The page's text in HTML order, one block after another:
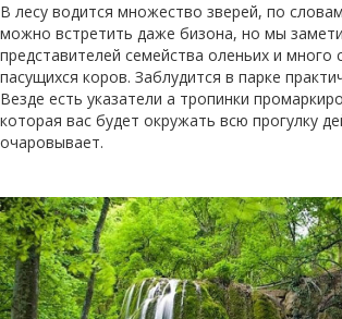
В лесу водится множество зверей, по
можно встретить даже бизона, но мы
представителей семейства оленьих и много
пасущихся коров. Заблудится в парке
Везде есть указатели а тропинки
которая вас будет окружать всю прогулку
очаровывает.